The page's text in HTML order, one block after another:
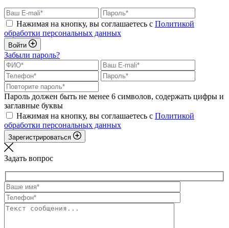
Нажимая на кнопку, вы соглашаетесь с Политикой
обработки персональных данных
Войти
Забыли пароль?
Пароль должен быть не менее 6 символов, содержать цифры и
заглавные буквы
Нажимая на кнопку, вы соглашаетесь с Политикой
обработки персональных данных
Зарегистрироваться
Задать вопрос